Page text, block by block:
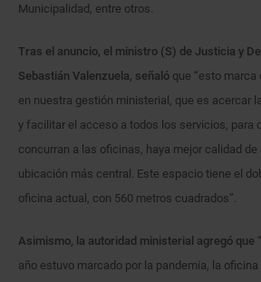
Municipalidad, entre otros.
Tras el anuncio, el ministro (S) de Justicia y
Sebastián Valenzuela, señaló que “esto
en nuestra gestión ministerial, que es acercar
y facilitar el acceso a todos los servicios, para
concurran a las oficinas, haya mejor calidad de
ubicación más central. Este espacio tiene el
oficina actual, con 560 metros cuadrados”.
Asimismo, la autoridad ministerial agregó que
año estuvo marcado por la pandemia, la oficina